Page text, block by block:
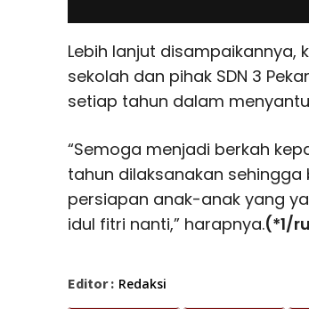
Lebih lanjut
sekolah dan pihak SDN 3
setiap tahun dalam
“Semoga menjadi berkah
tahun dilaksanakan
persiapan anak-anak yang
idul fitri nanti,” harapnya.(*1/
Editor : Redaksi